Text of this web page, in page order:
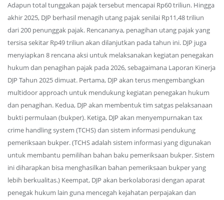
Adapun total tunggakan pajak tersebut mencapai Rp60 triliun. Hingga
akhir 2025, DJP berhasil menagih utang pajak senilai Rp11,48 triliun
dari 200 penunggak pajak. Rencananya, penagihan utang pajak yang
tersisa sekitar Rp49 triliun akan dilanjutkan pada tahun ini. DJP juga
menyiapkan 8 rencana aksi untuk melaksanakan kegiatan penegakan
hukum dan penagihan pajak pada 2026, sebagaimana Laporan Kinerja
DJP Tahun 2025 dimuat. Pertama, DJP akan terus mengembangkan
multidoor approach untuk mendukung kegiatan penegakan hukum
dan penagihan. Kedua, DJP akan membentuk tim satgas pelaksanaan
bukti permulaan (bukper). Ketiga, DJP akan menyempurnakan tax
crime handling system (TCHS) dan sistem informasi pendukung
pemeriksaan bukper. (TCHS adalah sistem informasi yang digunakan
untuk membantu pemilihan bahan baku pemeriksaan bukper. Sistem
ini diharapkan bisa menghasilkan bahan pemeriksaan bukper yang
lebih berkualitas.) Keempat, DJP akan berkolaborasi dengan aparat
penegak hukum lain guna mencegah kejahatan perpajakan dan